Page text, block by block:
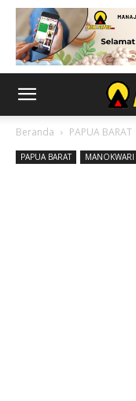
Beranda PAPUA BARAT
PAPUA BARAT MANOKWARI